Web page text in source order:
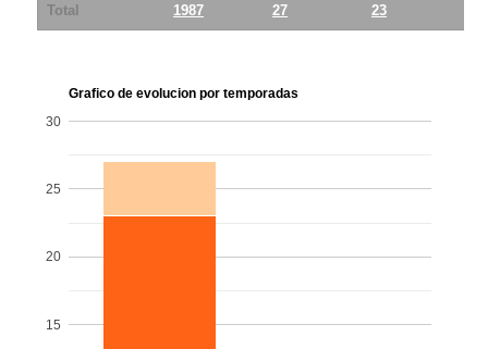
Total 1987 27 23
Grafico de evolucion por temporadas
15
20
25
30